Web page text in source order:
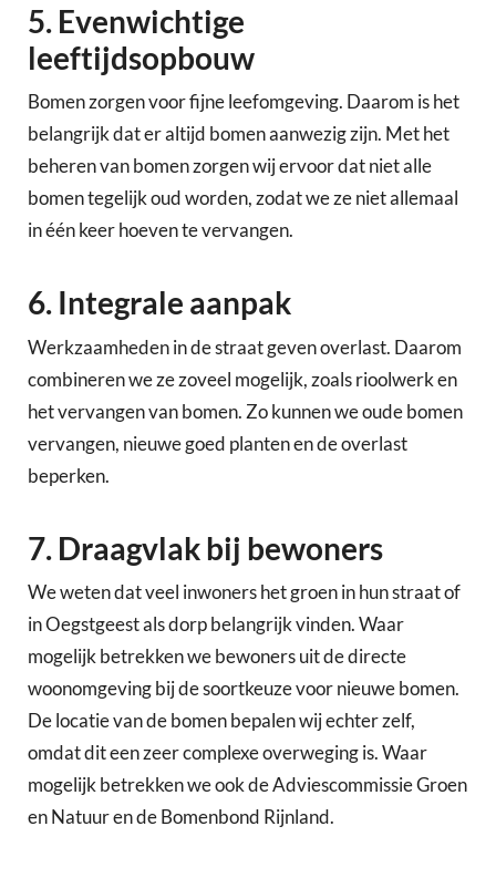
5. Evenwichtige
leeftijdsopbouw
Bomen zorgen voor fijne leefomgeving. Daarom is het
belangrijk dat er altijd bomen aanwezig zijn. Met het
beheren van bomen zorgen wij ervoor dat niet alle
bomen tegelijk oud worden, zodat we ze niet allemaal
in één keer hoeven te vervangen.
6. Integrale aanpak
Werkzaamheden in de straat geven overlast. Daarom
combineren we ze zoveel mogelijk, zoals rioolwerk en
het vervangen van bomen. Zo kunnen we oude bomen
vervangen, nieuwe goed planten en de overlast
beperken.
7. Draagvlak bij bewoners
We weten dat veel inwoners het groen in hun straat of
in Oegstgeest als dorp belangrijk vinden. Waar
mogelijk betrekken we bewoners uit de directe
woonomgeving bij de soortkeuze voor nieuwe bomen.
De locatie van de bomen bepalen wij echter zelf,
omdat dit een zeer complexe overweging is. Waar
mogelijk betrekken we ook de Adviescommissie Groen
en Natuur en de Bomenbond Rijnland.